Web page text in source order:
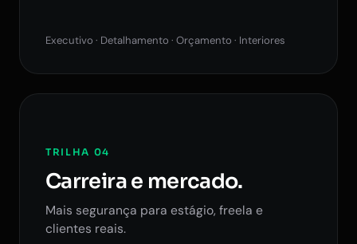
Executivo · Detalhamento · Orçamento · Interiores
TRILHA 04
Carreira e mercado.
Mais segurança para estágio, freela e
clientes reais.